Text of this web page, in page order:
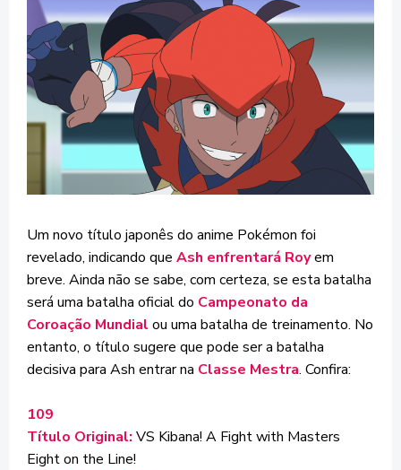
Um novo título japonês do anime Pokémon foi
revelado, indicando que Ash enfrentará Royem
breve. Ainda não se sabe, com certeza, se esta batalha
será uma batalha oficial do Campeonato da
Coroação Mundial ou uma batalha de treinamento. No
entanto, o título sugere que pode ser a batalha
decisiva para Ash entrar na Classe Mestra. Confira:
109
Título Original: VS Kibana! A Fight with Masters
Eight on the Line!